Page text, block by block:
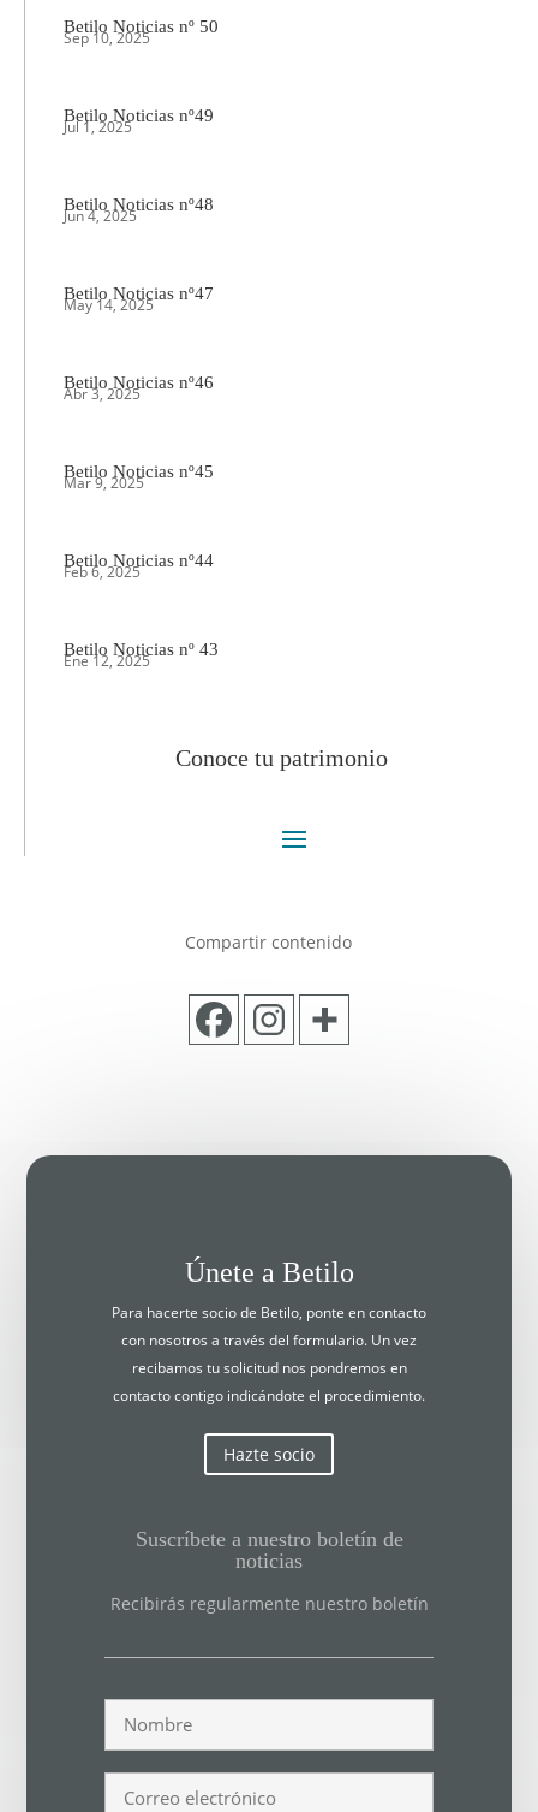
Betilo Noticias nº 50
Sep 10, 2025
Betilo Noticias nº49
Jul 1, 2025
Betilo Noticias nº48
Jun 4, 2025
Betilo Noticias nº47
May 14, 2025
Betilo Noticias nº46
Abr 3, 2025
Betilo Noticias nº45
Mar 9, 2025
Betilo Noticias nº44
Feb 6, 2025
Betilo Noticias nº 43
Ene 12, 2025
Conoce tu patrimonio
Compartir contenido
Únete a Betilo
Para hacerte socio de Betilo, ponte en contacto
con nosotros a través del formulario. Un vez
recibamos tu solicitud nos pondremos en
contacto contigo indicándote el procedimiento.
Hazte socio
Suscríbete a nuestro boletín de
noticias
Recibirás regularmente nuestro boletín